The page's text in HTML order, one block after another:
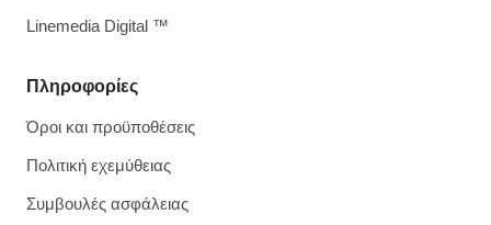
Πληροφορίες
Όροι και προϋποθέσεις
Πολιτική εχεμύθειας
Συμβουλές ασφάλειας
Linemedia Digital ™